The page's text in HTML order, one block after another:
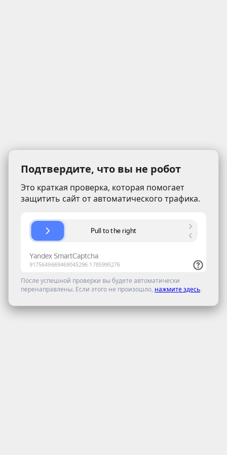
Подтвердите, что вы не робот
Это краткая проверка, которая помогает
защитить сайт от автоматического трафика.
После успешной проверки вы будете автоматически
перенаправлены. Если этого не произошло, нажмите здесь.